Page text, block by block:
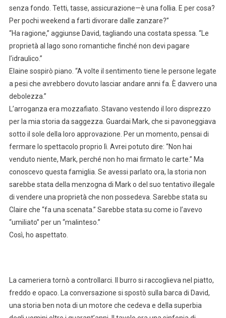
senza fondo. Tetti, tasse, assicurazione—è una follia. E per cosa?
Per pochi weekend a farti divorare dalle zanzare?”
“Ha ragione,” aggiunse David, tagliando una costata spessa. “Le
proprietà al lago sono romantiche finché non devi pagare
l’idraulico.”
Elaine sospirò piano. “A volte il sentimento tiene le persone legate
a pesi che avrebbero dovuto lasciar andare anni fa. È davvero una
debolezza.”
L’arroganza era mozzafiato. Stavano vestendo il loro disprezzo
per la mia storia da saggezza. Guardai Mark, che si pavoneggiava
sotto il sole della loro approvazione. Per un momento, pensai di
fermare lo spettacolo proprio lì. Avrei potuto dire: “Non hai
venduto niente, Mark, perché non ho mai firmato le carte.” Ma
conoscevo questa famiglia. Se avessi parlato ora, la storia non
sarebbe stata della menzogna di Mark o del suo tentativo illegale
di vendere una proprietà che non possedeva. Sarebbe stata su
Claire che “fa una scenata.” Sarebbe stata su come io l’avevo
“umiliato” per un “malinteso.”
Così, ho aspettato.
La cameriera tornò a controllarci. Il burro si raccoglieva nel piatto,
freddo e opaco. La conversazione si spostò sulla barca di David,
una storia ben nota di un motore che cedeva e della superbia